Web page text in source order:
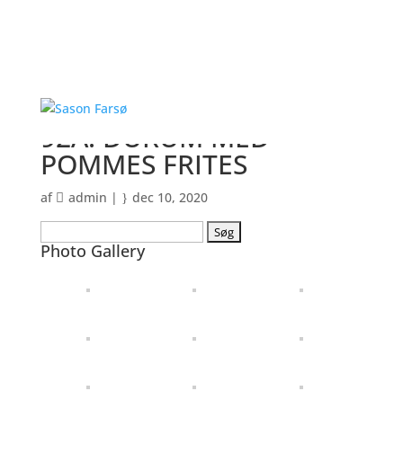
92A. DURUM MED
POMMES FRITES
af admin |
dec 10, 2020
efter:
Photo Gallery